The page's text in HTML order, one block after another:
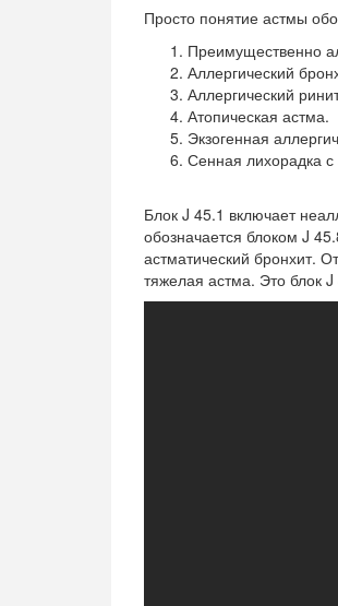
Просто понятие астмы
Преимущественно
Аллергический
Аллергический
Атопическая астма.
Экзогенная
Сенная лихорадка с
Блок J 45.1 включает
обозначается блоком J
астматический бронхит.
тяжелая астма. Это блок J